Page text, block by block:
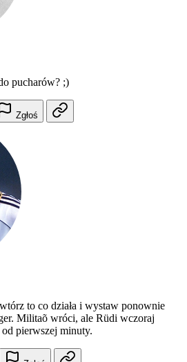
pucharów? ;)
Zgłoś
to co działa i wystaw ponownie
Militaõ wróci, ale Rüdi wczoraj
od pierwszej minuty.